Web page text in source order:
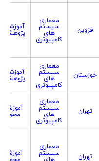
قزوین
معماری
سیستم
های
کامپیوتری
آموزشی
پژوهشی
خوزستان
معماری
سیستم
های
کامپیوتری
آموزشی
پژوهشی
تهران
معماری
سیستم
های
کامپیوتری
آموزش
محور
تهران
معماری
سیستم آموزش